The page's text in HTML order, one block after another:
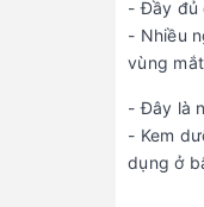
- Đầy đủ
- Nhiều
vùng
- Đây là
- Kem
dụng ở